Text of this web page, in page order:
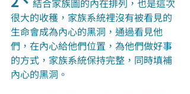
結合家族圖的內在排列，也是這次
很大的收穫，家族系統裡沒有被看見的
生命會成為內心的黑洞，通過看見他
們，在內心給他們位置，為他們做好事
的方式，家族系統保持完整，同時填補
內心的黑洞。